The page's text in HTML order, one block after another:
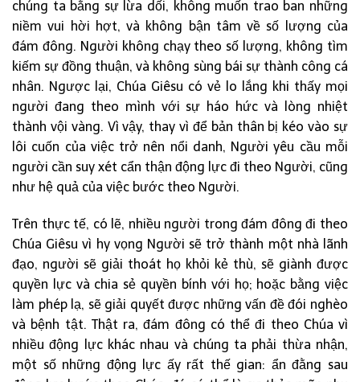
chúng ta bằng sự lừa dối, không muốn trao ban những
niềm vui hời hợt, và không bận tâm về số lượng của
đám đông. Người không chạy theo số lượng, không tìm
kiếm sự đồng thuận, và không sùng bái sự thành công cá
nhân. Ngược lại, Chúa Giêsu có vẻ lo lắng khi thấy mọi
người đang theo mình với sự háo hức và lòng nhiệt
thành vội vàng. Vì vậy, thay vì để bản thân bị kéo vào sự
lôi cuốn của việc trở nên nổi danh, Người yêu cầu mỗi
người cần suy xét cẩn thận động lực đi theo Người, cũng
như hệ quả của việc bước theo Người.
Trên thực tế, có lẽ, nhiều người trong đám đông đi theo
Chúa Giêsu vì hy vọng Người sẽ trở thành một nhà lãnh
đạo, người sẽ giải thoát họ khỏi kẻ thù, sẽ giành được
quyền lực và chia sẻ quyền bính với họ; hoặc bằng việc
làm phép lạ, sẽ giải quyết được những vấn đề đói nghèo
và bệnh tật. Thật ra, đám đông có thể đi theo Chúa vì
nhiều động lực khác nhau và chúng ta phải thừa nhận,
một số những động lực ấy rất thế gian: ẩn đằng sau